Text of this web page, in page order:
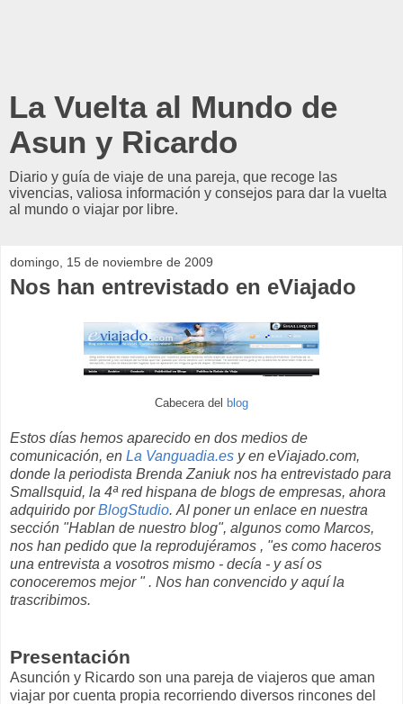
La Vuelta al Mundo de
Asun y Ricardo
Diario y guía de viaje de una pareja, que recoge las
vivencias, valiosa información y consejos para dar la vuelta
al mundo o viajar por libre.
domingo, 15 de noviembre de 2009
Nos han entrevistado en eViajado
Cabecera del blog
Estos días hemos aparecido en dos medios de
comunicación, en La Vanguadia.es y en eViajado.com,
donde la periodista Brenda Zaniuk nos ha entrevistado para
Smallsquid, la 4ª red hispana de blogs de empresas, ahora
adquirido porBlogStudio. Al poner un enlace en nuestra
sección "Hablan de nuestro blog", algunos como Marcos,
nos han pedido que la reprodujéramos , "es como haceros
una entrevista a vosotros mismo - decía - y así os
conoceremos mejor " . Nos han convencido y aquí la
trascribimos.
Presentación
Asunción y Ricardo son una pareja de viajeros que aman
viajar por cuenta propia recorriendo diversos rincones del